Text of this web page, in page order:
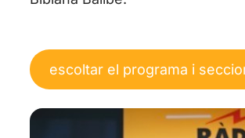
escoltar el programa i